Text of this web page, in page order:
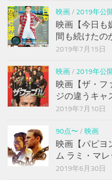
映画/ 2019年公
映画【今日も
間も続けたの
2019年7月15日
映画/ 2019年公
映画【ザ・フ
ジの違うキャ
2019年7月10日
90点〜 / 映画
映画【パピヨ
ム ラミ・マ
2019年6月30日